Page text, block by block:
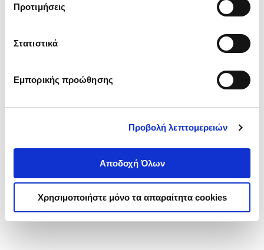
Προτιμήσεις
Στατιστικά
Εμπορικής προώθησης
Προβολή λεπτομερειών
Αποδοχή Όλων
Χρησιμοποιήστε μόνο τα απαραίτητα cookies